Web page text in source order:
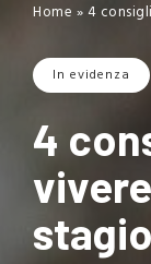
Home » 4
In evidenza
4